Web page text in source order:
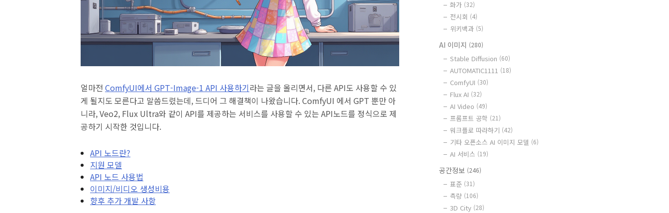
얼마전 ComfyUI에서 GPT-Image-1 API 사용하기라는 글을 올리면서, 다른 API도 사용할 수 있
게 될지도 모른다고 말씀드렸는데, 드디어 그 해결책이 나왔습니다. ComfyUI 에서 GPT 뿐만 아
니라, Veo2, Flux Ultra와 같이 API를 제공하는 서비스를 사용할 수 있는 API노드를 정식으로 제
공하기 시작한 것입니다.
API 노드란?
지원 모델
API 노드 사용법
이미지/비디오 생성비용
향후 추가 개발 사항
화가 (32)
전시회 (4)
위키백과 (5)
AI 이미지 (280)
Stable Diffusion (60)
AUTOMATIC1111 (18)
ComfyUI (30)
Flux AI (32)
AI Video (49)
프롬프트 공학 (21)
워크플로 따라하기 (42)
기타 오픈소스 AI 이미지 모델 (6)
AI 서비스 (19)
공간정보 (246)
표준 (31)
측량 (106)
3D City (28)